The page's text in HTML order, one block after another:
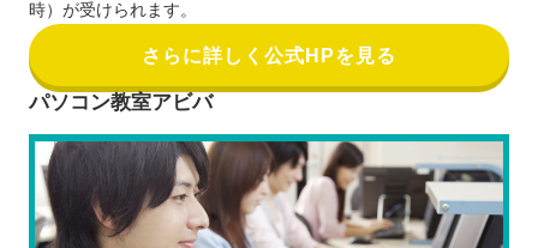
時）が受けられます。
さらに詳しく公式HPを見る
パソコン教室アビバ